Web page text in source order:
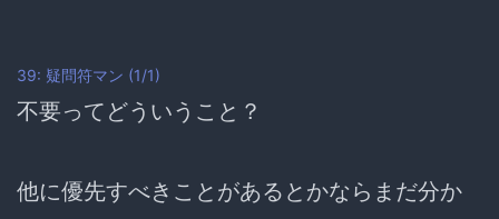
39: 疑問符マン (1/1)
不要ってどういうこと？
他に優先すべきことがあるとかならまだ分か